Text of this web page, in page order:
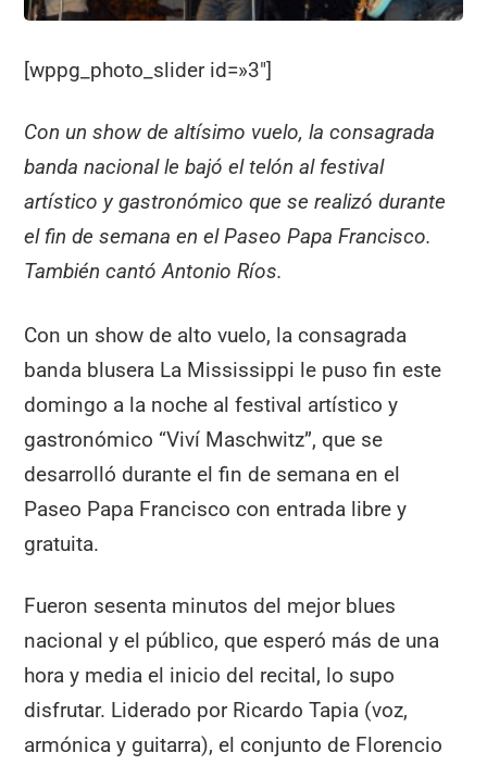
[wppg_photo_slider id=»3″]
Con un show de altísimo vuelo, la consagrada
banda nacional le bajó el telón al festival
artístico y gastronómico que se realizó durante
el fin de semana en el Paseo Papa Francisco.
También cantó Antonio Ríos.
Con un show de alto vuelo, la consagrada
banda blusera La Mississippi le puso fin este
domingo a la noche al festival artístico y
gastronómico “Viví Maschwitz”, que se
desarrolló durante el fin de semana en el
Paseo Papa Francisco con entrada libre y
gratuita.
Fueron sesenta minutos del mejor blues
nacional y el público, que esperó más de una
hora y media el inicio del recital, lo supo
disfrutar. Liderado por Ricardo Tapia (voz,
armónica y guitarra), el conjunto de Florencio